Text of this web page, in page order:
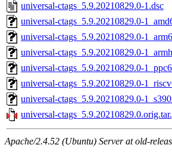
universal-ctags_5.9.20210829.0-1.dsc
universal-ctags_5.9.20210829.0-
universal-ctags_5.9.20210829.0-
universal-ctags_5.9.20210829.0-
universal-ctags_5.9.20210829.0-
universal-ctags_5.9.20210829.0-
universal-ctags_5.9.20210829.0-
universal-
Apache/2.4.52 (Ubuntu) Server at old-